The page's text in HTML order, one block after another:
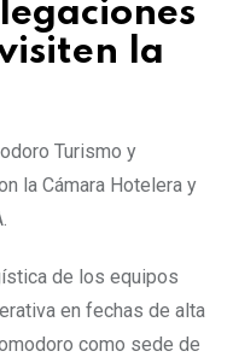
la
Turismo y
la Cámara Hotelera y
de los equipos
en fechas de alta
como sede de